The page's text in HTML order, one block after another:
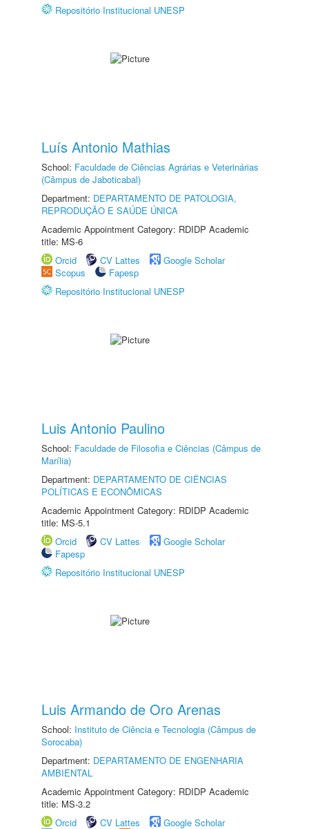
Repositório Institucional UNESP
Luís Antonio Mathias
School: Faculdade de Ciências Agrárias e Veterinárias
(Câmpus de Jaboticabal)
Department: DEPARTAMENTO DE PATOLOGIA,
REPRODUÇÃO E SAÚDE ÚNICA
Academic Appointment Category: RDIDP Academic
title: MS-6
Orcid
CV Lattes
Google Scholar
Scopus
Fapesp
Repositório Institucional UNESP
Luis Antonio Paulino
School: Faculdade de Filosofia e Ciências (Câmpus de
Marília)
Department: DEPARTAMENTO DE CIÊNCIAS
POLÍTICAS E ECONÔMICAS
Academic Appointment Category: RDIDP Academic
title: MS-5.1
Orcid
CV Lattes
Google Scholar
Fapesp
Repositório Institucional UNESP
Luis Armando de Oro Arenas
School: Instituto de Ciência e Tecnologia (Câmpus de
Sorocaba)
Department: DEPARTAMENTO DE ENGENHARIA
AMBIENTAL
Academic Appointment Category: RDIDP Academic
title: MS-3.2
Orcid
CV Lattes
Google Scholar